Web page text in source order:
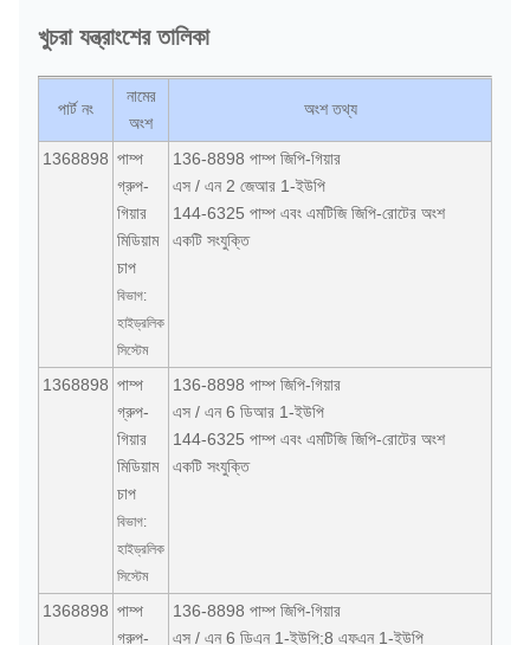
খুচরা যন্ত্রাংশের তালিকা
পার্ট নং
নামের
অংশ
অংশ তথ্য
1368898 পাম্প
গ্রুপ-
গিয়ার
মিডিয়াম
চাপ
বিভাগ:
হাইড্রলিক
সিস্টেম
136-8898 পাম্প জিপি-গিয়ার
এস / এন 2 জেআর 1-ইউপি
144-6325 পাম্প এবং এমটিজি জিপি-রোটের অংশ
একটি সংযুক্তি
1368898 পাম্প
গ্রুপ-
গিয়ার
মিডিয়াম
চাপ
বিভাগ:
হাইড্রলিক
সিস্টেম
136-8898 পাম্প জিপি-গিয়ার
এস / এন 6 ডিআর 1-ইউপি
144-6325 পাম্প এবং এমটিজি জিপি-রোটের অংশ
একটি সংযুক্তি
1368898 পাম্প
গ্রুপ-
136-8898 পাম্প জিপি-গিয়ার
এস / এন 6 ডিএন 1-ইউপি;8 এফএন 1-ইউপি